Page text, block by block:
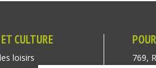
CULTURE
loisirs
769,